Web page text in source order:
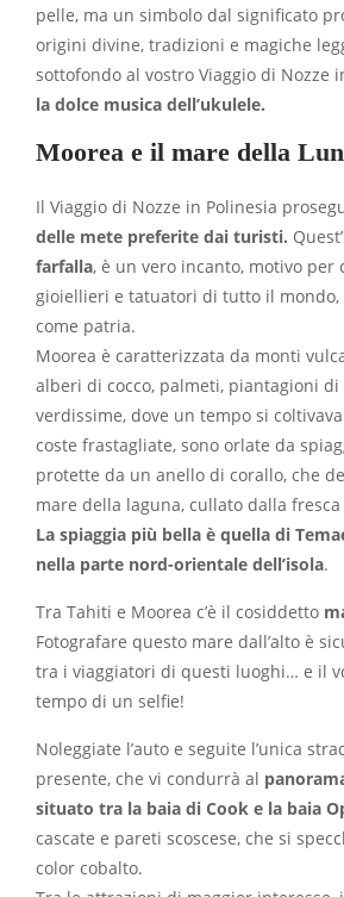
pelle, ma un simbolo dal significato
origini divine, tradizioni e magiche
sottofondo al vostro Viaggio di Nozze
la dolce musica dell’ukulele.
Moorea e il mare della
Il Viaggio di Nozze in Polinesia
delle mete preferite dai turisti. Quest’
farfalla, è un vero incanto, motivo per
gioiellieri e tatuatori di tutto il mondo,
come patria.
Moorea è caratterizzata da monti
alberi di cocco, palmeti, piantagioni di
verdissime, dove un tempo si
coste frastagliate, sono orlate da
protette da un anello di corallo, che
mare della laguna, cullato dalla
La spiaggia più bella è quella di
nella parte nord-orientale dell’isola.
Tra Tahiti e Moorea c’è il cosiddetto
Fotografare questo mare dall’alto è
tra i viaggiatori di questi luoghi… e il
tempo di un selfie!
Noleggiate l’auto e seguite l’unica
presente, che vi condurrà al
situato tra la baia di Cook e la baia
cascate e pareti scoscese, che si
color cobalto.